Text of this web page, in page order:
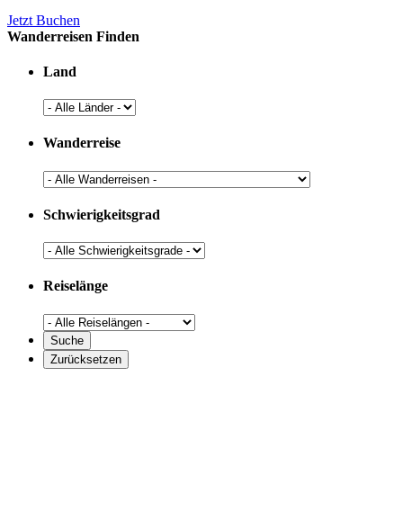
Jetzt Buchen
Wanderreisen Finden
Land
Wanderreise
Schwierigkeitsgrad
Reiselänge